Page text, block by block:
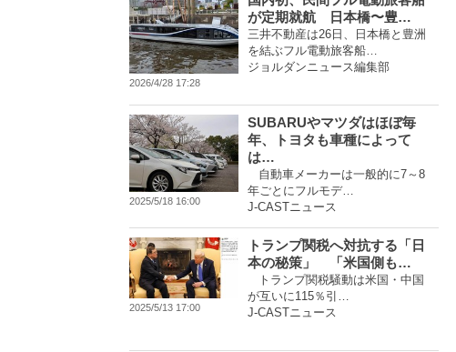
2026/4/28 17:28
が定期就航 日本橋〜豊…
三井不動産は26日、日本橋と豊洲
を結ぶフル電動旅客船…
ジョルダンニュース編集部
2025/5/18 16:00
SUBARUやマツダはほぼ毎
年、トヨタも車種によって
は…
自動車メーカーは一般的に7～8
年ごとにフルモデ…
J-CASTニュース
2025/5/13 17:00
トランプ関税へ対抗する「日
本の秘策」 「米国側も…
トランプ関税騒動は米国・中国
が互いに115％引…
J-CASTニュース